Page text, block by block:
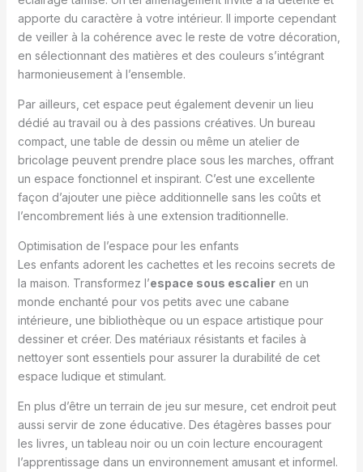
apporte du caractère à votre intérieur. Il importe cependant
de veiller à la cohérence avec le reste de votre décoration,
en sélectionnant des matières et des couleurs s’intégrant
harmonieusement à l’ensemble.
Par ailleurs, cet espace peut également devenir un lieu
dédié au travail ou à des passions créatives. Un bureau
compact, une table de dessin ou même un atelier de
bricolage peuvent prendre place sous les marches, offrant
un espace fonctionnel et inspirant. C’est une excellente
façon d’ajouter une pièce additionnelle sans les coûts et
l’encombrement liés à une extension traditionnelle.
Optimisation de l’espace pour les enfants
Les enfants adorent les cachettes et les recoins secrets de
la maison. Transformez l’espace sous escalieren un
monde enchanté pour vos petits avec une cabane
intérieure, une bibliothèque ou un espace artistique pour
dessiner et créer. Des matériaux résistants et faciles à
nettoyer sont essentiels pour assurer la durabilité de cet
espace ludique et stimulant.
En plus d’être un terrain de jeu sur mesure, cet endroit peut
aussi servir de zone éducative. Des étagères basses pour
les livres, un tableau noir ou un coin lecture encouragent
l’apprentissage dans un environnement amusant et informel.